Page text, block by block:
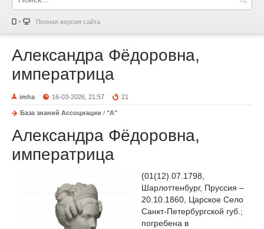
Полная версия сайта
Александра Фёдоровна,
императрица
imha 16-03-2026, 21:57 21
База знаний Ассоциации / "А"
Александра Фёдоровна,
императрица
(01(12).07.1798,
Шарлоттенбург, Пруссия –
20.10.1860, Царское Село
Санкт-Петербургской губ.;
погребена в